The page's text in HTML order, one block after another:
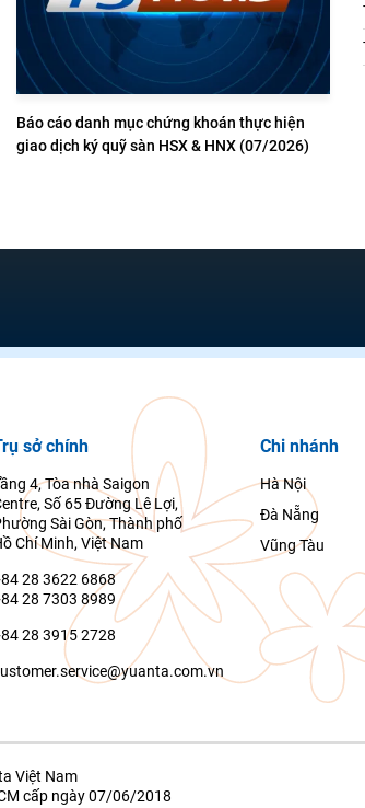
Báo cáo danh mục chứng khoán thực hiện
giao dịch ký quỹ sàn HSX & HNX (07/2026)
sở chính
4, Tòa nhà Saigon
Số 65 Đường Lê Lợi,
Sài Gòn, Thành phố
Chí Minh, Việt Nam
28 3622 6868
28 7303 8989
28 3915 2728
Chi nhánh
Hà Nội
Đà Nẵng
Vũng Tàu
Việt Nam
cấp ngày 07/06/2018